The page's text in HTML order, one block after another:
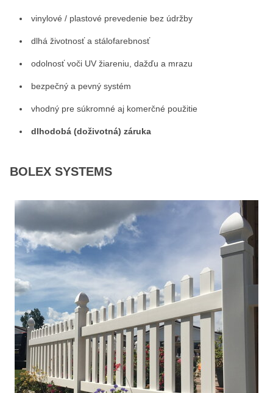
vinylové / plastové prevedenie bez údržby
dlhá životnosť a stálofarebnosť
odolnosť voči UV žiareniu, dažďu a mrazu
bezpečný a pevný systém
vhodný pre súkromné aj komerčné použitie
dlhodobá (doživotná) záruka
BOLEX SYSTEMS